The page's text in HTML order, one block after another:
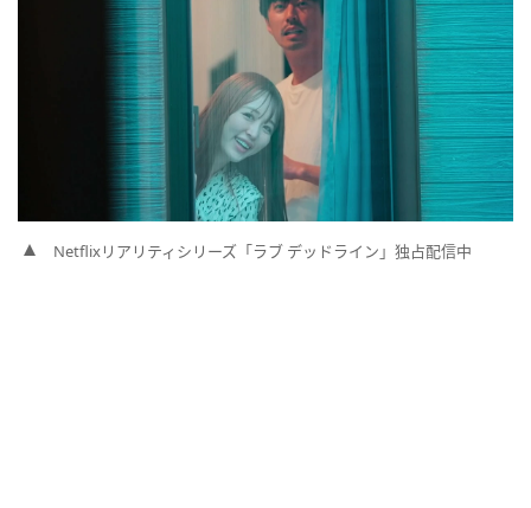
Netflixリアリティシリーズ「ラブ デッドライン」独占配信中